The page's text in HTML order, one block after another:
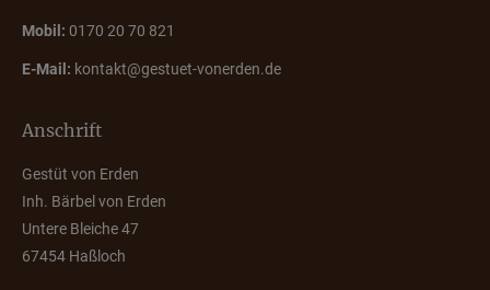
Mobil: 0170 20 70 821
E-Mail: kontakt@gestuet-vonerden.de
Anschrift
Gestüt von Erden
Inh. Bärbel von Erden
Untere Bleiche 47
67454 Haßloch